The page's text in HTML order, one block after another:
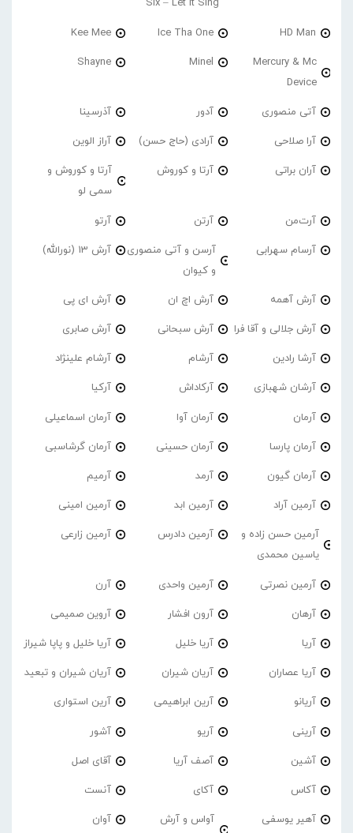
Six – Let It Sing
HD Man
Ice Tha One
Kee Mee
Mercury & Mc
Device
Minel
Shayne
آتی منصوری آدور آذرسینا
آرا صلاحی آرادی (حاج حسن) آراز الوین
آران براتی آرتا و کوروش
آرتا و کوروش و
سمی لو
آرت‌من آرتن آرتو
آرسام سهرابی
آرسن و آتی منصوری
و کیوان
آرش 13 (نورالله)
آرش آهمه آرش اچ ان آرش ای پی
آرش جلالی و آقا فرا آرش سبحانی آرش صابری
آرشا رادین آرشام آرشام علینژاد
آرشان شهبازی آرکاداش آرکیا
آرمان آرمان آوا آرمان اسماعیلی
آرمان پارسا آرمان حسینی آرمان گرشاسبی
آرمان گیون آرمد آرمیم
آرمین آراد آرمین ابد آرمین امینی
آرمین حسن زاده و
یاسین محمدی
آرمین دادرس آرمین زارعی
آرمین نصرتی آرمین واحدی آرن
آرهان آرون افشار آروین صمیمی
آریا آریا خلیل آریا خلیل و پاپا شیراز
آریا عصاران آریان شیران آریان شیران و تبعید
آریانو آرین ابراهیمی آرین استواری
آرینی آریو آشور
آشین آصف آریا آقای اصل
آکاس آکای آنست
آهیر یوسفی
آواس و آرش
آوان